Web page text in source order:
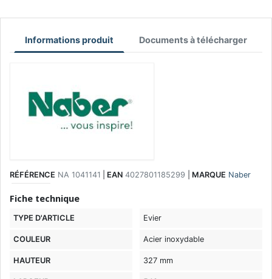
Informations produit Documents à télécharger
RÉFÉRENCE NA 1041141 EAN 4027801185299 MARQUE Naber
Fiche technique
TYPE D'ARTICLE Evier
COULEUR Acier inoxydable
HAUTEUR 327 mm